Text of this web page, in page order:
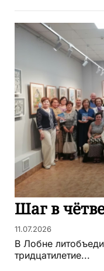
Шаг в
11.07.2026
В Лобне
тридцатилетие...